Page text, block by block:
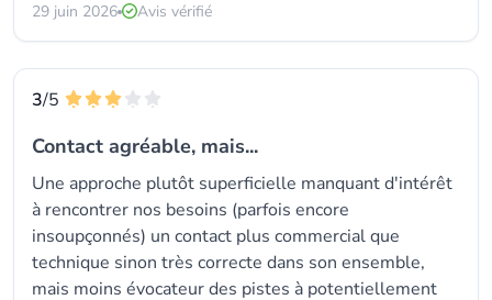
29 juin 2026 Avis vérifié
3/5
Contact agréable, mais...
Une approche plutôt superficielle manquant d'intérêt
à rencontrer nos besoins (parfois encore
insoupçonnés) un contact plus commercial que
technique sinon très correcte dans son ensemble,
mais moins évocateur des pistes à potentiellement